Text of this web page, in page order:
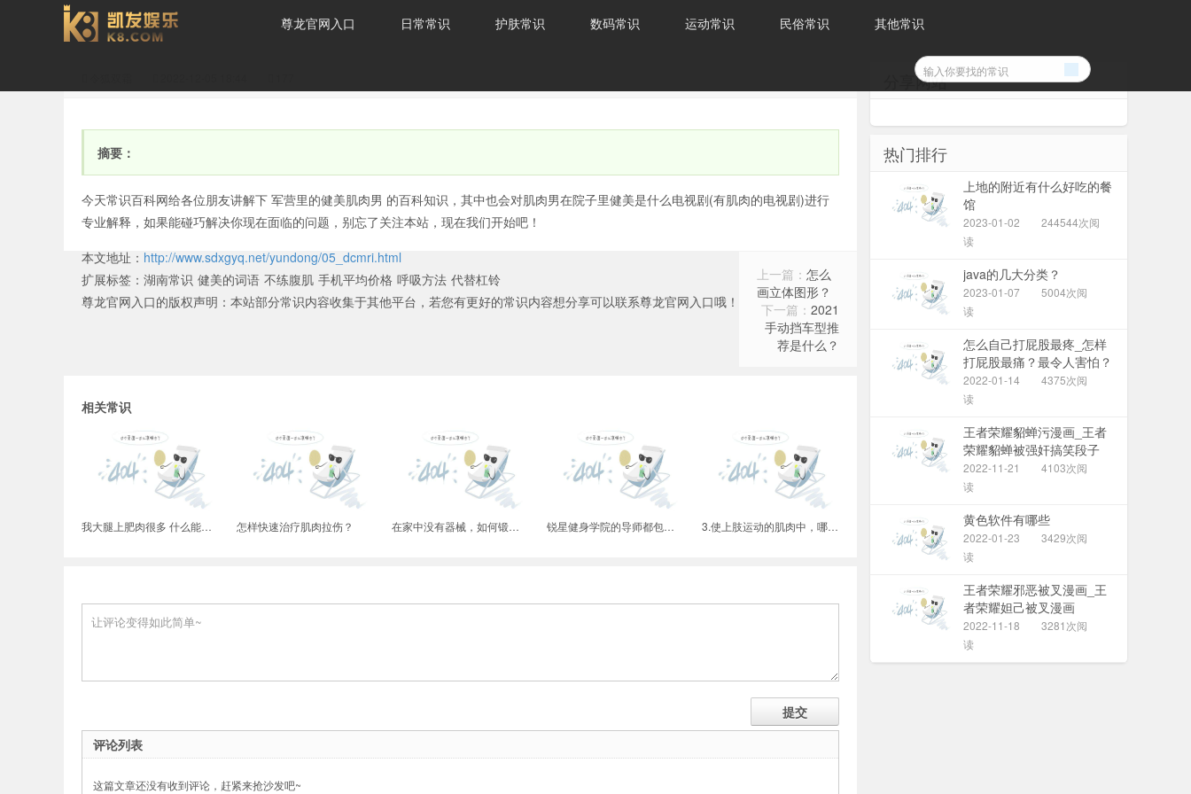
肌肉男在院子里健美是什
么电视剧(有肌肉的电视
剧)-尊龙官网入口
尊龙官网入口 日常常识 护肤常识 数码常识 运动常识 民俗常识 其他常识
摘要：
今天常识百科网给各位朋友讲解下 军营里的健美肌肉男 的百科知识，其中也会对肌肉男在院子里健美是什么电视剧(有肌肉的电视剧)进行
专业解释，如果能碰巧解决你现在面临的问题，别忘了关注本站，现在我们开始吧！
本文地址： http://www.sdxgyq.net/yundong/05_dcmri.html
扩展标签： 湖南常识 健美的词语 不练腹肌 手机平均价格 呼吸方法 代替杠铃
尊龙官网入口的版权声明： 本站部分常识内容收集于其他平台，若您有更好的常识内容想分享可以联系尊龙官网入口哦！
上一篇： 怎么
画立体图形？
下一篇： 2021
手动挡车型推
荐是什么？
相关常识
我大腿上肥肉很多 什么能运动能快速减掉呢 怎样快速治疗肌肉拉伤？ 在家中没有器械，如何锻炼自己的背部？ 锐星健身学院的导师都包括哪些？ 3.使上肢运动的肌肉中，哪些肌肉在浅层？哪些肌肉位深层
评论列表
这篇文章还没有收到评论，赶紧来抢沙发吧~
分享网站
热门排行
上地的附近有什么好吃的餐
馆
2023-01-02
244544次阅
读
java的几大分类？
2023-01-07
5004次阅
读
怎么自己打屁股最疼_怎样
打屁股最痛？最令人害怕？
（求自虐）
2022-01-14
4375次阅
读
王者荣耀貂蝉污漫画_王者
荣耀貂蝉被强奸搞笑段子
2022-11-21
4103次阅
读
黄色软件有哪些
2022-01-23
3429次阅
读
王者荣耀邪恶被叉漫画_王
者荣耀妲己被叉漫画
2022-11-18
3281次阅
读